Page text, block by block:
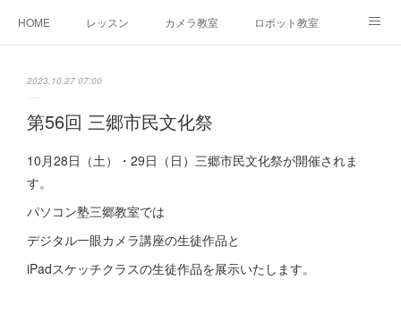
HOME レッスン カメラ教室 ロボット教室
2023.10.27 07:00
第56回 三郷市民文化祭
10月28日（土）・29日（日）三郷市民文化祭が開催されま
す。
パソコン塾三郷教室では
デジタル一眼カメラ講座の生徒作品と
iPadスケッチクラスの生徒作品を展示いたします。